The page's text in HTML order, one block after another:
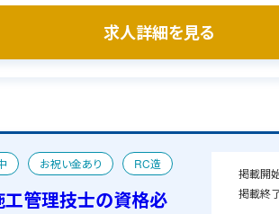
求人詳細を見る
お祝い金あり
RC造
工管理技士の資格必
掲載開
掲載終